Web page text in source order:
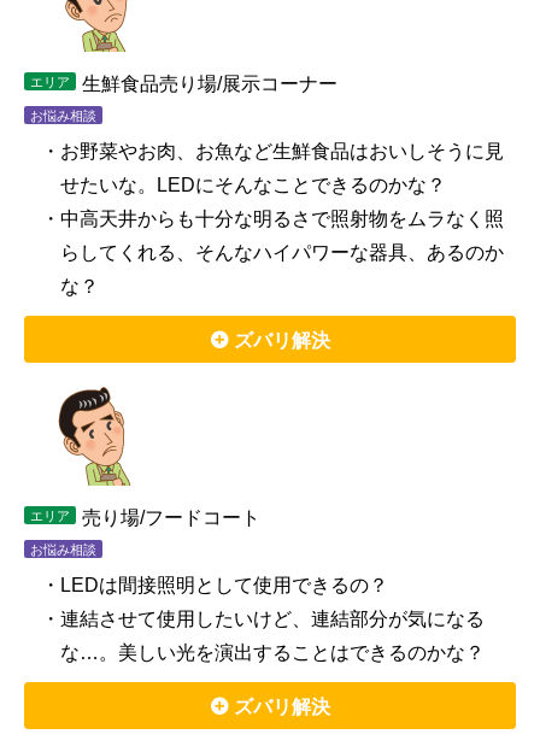
エリア 生鮮食品売り場/展示コーナー
お悩み相談
・お野菜やお肉、お魚など生鮮食品はおいしそうに見
せたいな。LEDにそんなことできるのかな？
・中高天井からも十分な明るさで照射物をムラなく照
らしてくれる、そんなハイパワーな器具、あるのか
な？
ズバリ解決
エリア 売り場/フードコート
お悩み相談
・LEDは間接照明として使用できるの？
・連結させて使用したいけど、連結部分が気になる
な…。美しい光を演出することはできるのかな？
ズバリ解決